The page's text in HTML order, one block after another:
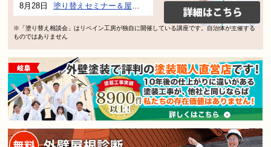
8月28日 塗り替えセミナー＆屋根、外壁の塗り替え市民講座 inぎふメディアコスモス
※「塗り替え相談会」はリペイン工房が独自に開催している講座です。自治体が主催する
ものではありません